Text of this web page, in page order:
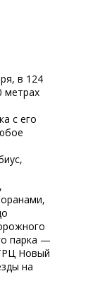
в 124
метрах
с его
парка —
Новый
на